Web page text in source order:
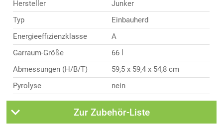
Hersteller
Junker
Typ
Einbauherd
Energieeffizienzklasse
A
Garraum-Größe
66 l
Abmessungen (H/B/T)
59,5 x 59,4 x 54,8 cm
Pyrolyse
nein
Zur Zubehör-Liste